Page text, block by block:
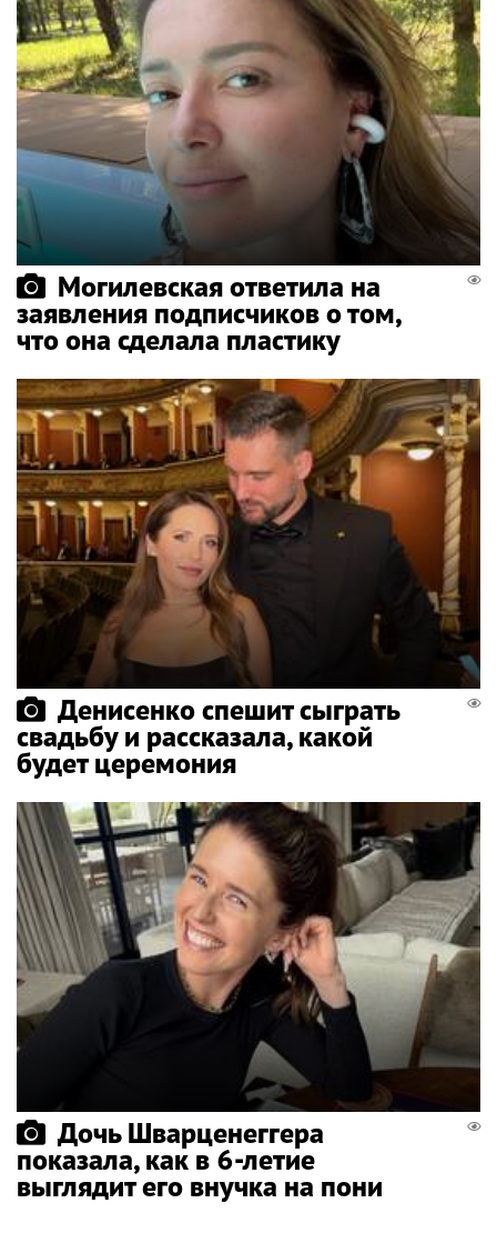
Могилевская ответила на
заявления подписчиков о том,
что она сделала пластику
Денисенко спешит сыграть
свадьбу и рассказала, какой
будет церемония
Дочь Шварценеггера
показала, как в 6-летие
выглядит его внучка на пони